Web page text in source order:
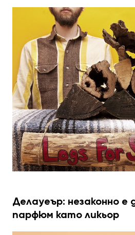
Делауеър: незаконно е
парфюм като ликьор